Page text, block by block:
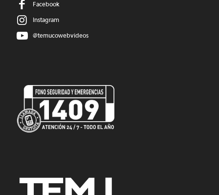
Facebook
Instagram
@temucowebvideos